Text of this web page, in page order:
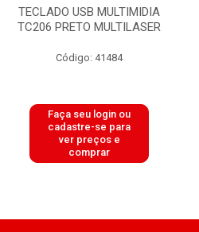
TECLADO USB MULTIMIDIA
TC206 PRETO MULTILASER
Código: 41484
Faça seu login ou
cadastre-se para
ver preços e
comprar